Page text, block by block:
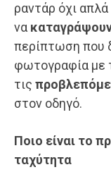
ραντάρ όχι απλά
να
περίπτωση που
φωτογραφία με
τις
στον οδηγό.
Ποιο είναι το
ταχύτητα